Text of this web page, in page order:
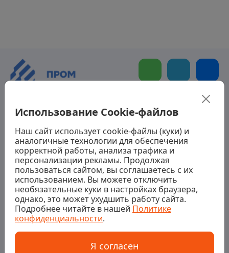
О компании
Клиенты
Контакты
+7 (343) 363-94-89
Пн-Пт 9:00 – 18:00
Сб 10:00 – 14:00
info@promizol-ural.ru
Использование Cookie-файлов
Наш сайт использует cookie-файлы (куки) и
аналогичные технологии для обеспечения
корректной работы, анализа трафика и
персонализации рекламы. Продолжая
пользоваться сайтом, вы соглашаетесь с их
использованием. Вы можете отключить
необязательные куки в настройках браузера,
однако, это может ухудшить работу сайта.
Подробнее читайте в нашей Политике
конфиденциальности.
Я согласен